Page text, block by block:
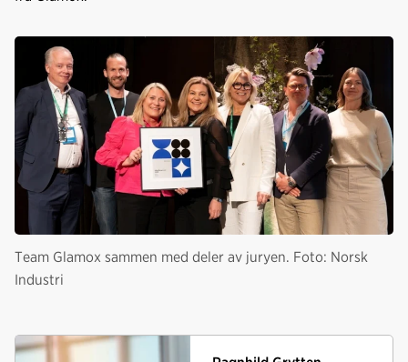
Team Glamox sammen med deler av juryen. Foto: Norsk
Industri